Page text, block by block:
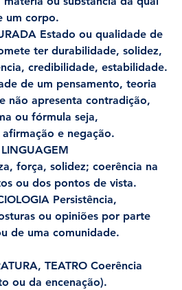
um corpo.
Estado ou qualidade de
ter durabilidade, solidez,
credibilidade, estabilidade.
de um pensamento, teoria
não apresenta contradição,
ou fórmula seja,
e negação.
força, solidez; coerência na
ou dos pontos de vista.
Persistência,
ou opiniões por parte
de uma comunidade.
TEATRO Coerência
ou da encenação).